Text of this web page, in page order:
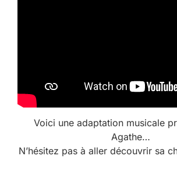
Voici une adaptation musicale
Agathe…
N’hésitez pas à aller découvrir sa